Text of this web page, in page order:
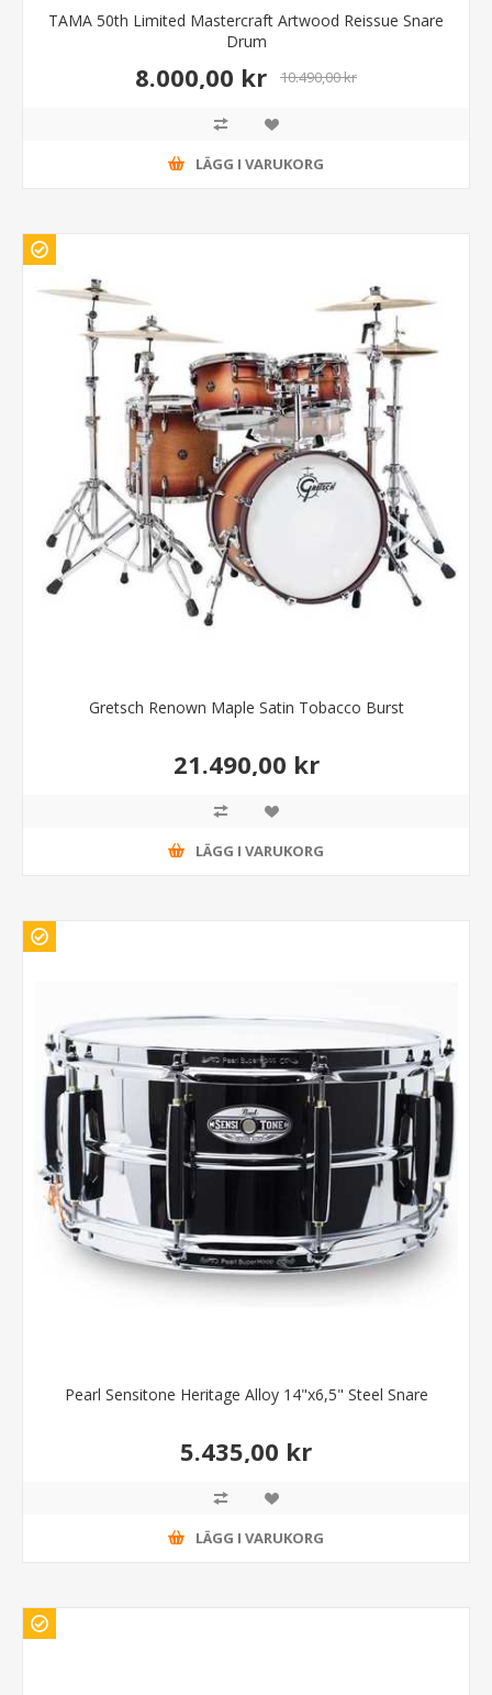
TAMA 50th Limited Mastercraft Artwood Reissue Snare
Drum
8.000,00 kr 10.490,00 kr
LÄGG I VARUKORG
Gretsch Renown Maple Satin Tobacco Burst
21.490,00 kr
LÄGG I VARUKORG
Pearl Sensitone Heritage Alloy 14"x6,5" Steel Snare
5.435,00 kr
LÄGG I VARUKORG